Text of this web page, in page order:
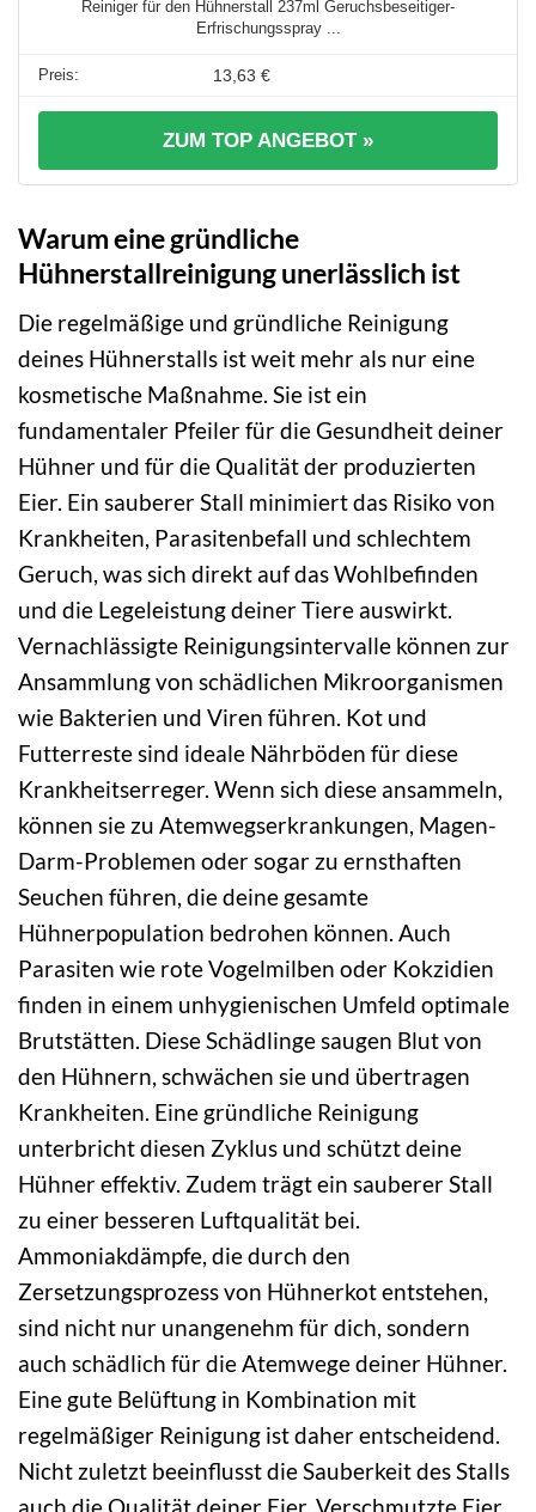
Reiniger für den Hühnerstall 237ml Geruchsbeseitiger-
Erfrischungsspray ...
13,63 €
ZUM TOP ANGEBOT »
Warum eine gründliche
Hühnerstallreinigung unerlässlich ist
Die regelmäßige und gründliche Reinigung
deines Hühnerstalls ist weit mehr als nur eine
kosmetische Maßnahme. Sie ist ein
fundamentaler Pfeiler für die Gesundheit deiner
Hühner und für die Qualität der produzierten
Eier. Ein sauberer Stall minimiert das Risiko von
Krankheiten, Parasitenbefall und schlechtem
Geruch, was sich direkt auf das Wohlbefinden
und die Legeleistung deiner Tiere auswirkt.
Vernachlässigte Reinigungsintervalle können zur
Ansammlung von schädlichen Mikroorganismen
wie Bakterien und Viren führen. Kot und
Futterreste sind ideale Nährböden für diese
Krankheitserreger. Wenn sich diese ansammeln,
können sie zu Atemwegserkrankungen, Magen-
Darm-Problemen oder sogar zu ernsthaften
Seuchen führen, die deine gesamte
Hühnerpopulation bedrohen können. Auch
Parasiten wie rote Vogelmilben oder Kokzidien
finden in einem unhygienischen Umfeld optimale
Brutstätten. Diese Schädlinge saugen Blut von
den Hühnern, schwächen sie und übertragen
Krankheiten. Eine gründliche Reinigung
unterbricht diesen Zyklus und schützt deine
Hühner effektiv. Zudem trägt ein sauberer Stall
zu einer besseren Luftqualität bei.
Ammoniakdämpfe, die durch den
Zersetzungsprozess von Hühnerkot entstehen,
sind nicht nur unangenehm für dich, sondern
auch schädlich für die Atemwege deiner Hühner.
Eine gute Belüftung in Kombination mit
regelmäßiger Reinigung ist daher entscheidend.
Nicht zuletzt beeinflusst die Sauberkeit des Stalls
auch die Qualität deiner Eier. Verschmutzte Eier